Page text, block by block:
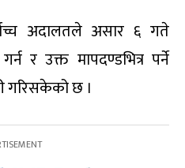
अदालतले असार ६ गते
र उक्त मापदण्डभित्र पर्ने
गरिसकेको छ ।